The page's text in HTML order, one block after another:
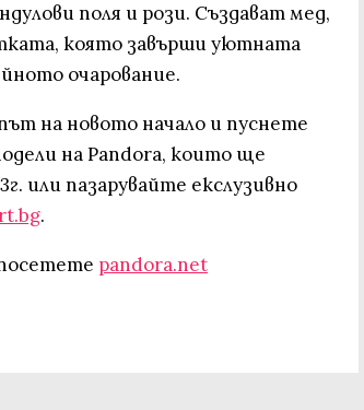
поля и рози. Създават мед,
която завърши уютната
очарование.
на новото начало и пуснете
на Pandora, които ще
или пазарувайте екслузивно
.
pandora.net